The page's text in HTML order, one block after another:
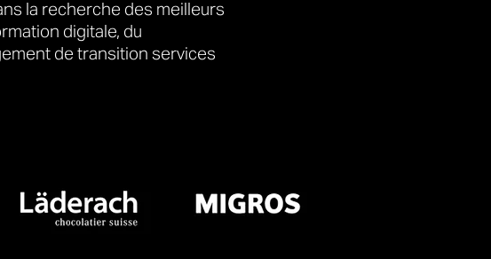
la recherche des meilleurs
digitale, du
de transition services